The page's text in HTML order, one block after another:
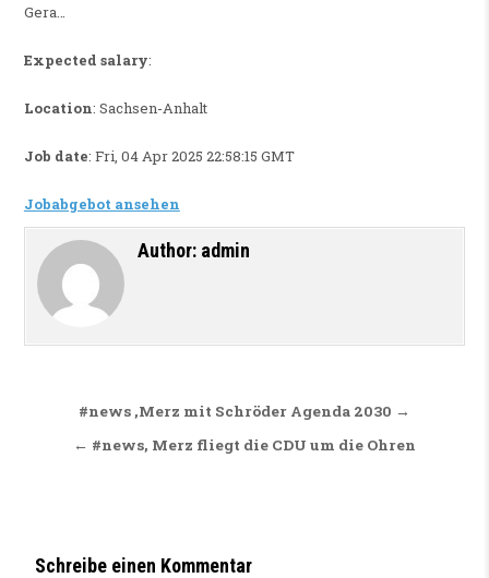
Gera…
Expected salary:
Location: Sachsen-Anhalt
Job date: Fri, 04 Apr 2025 22:58:15 GMT
Jobabgebot ansehen
Author: admin
Beitragsnavigation
#news ,Merz mit Schröder Agenda 2030 →
← #news, Merz fliegt die CDU um die Ohren
Schreibe einen Kommentar